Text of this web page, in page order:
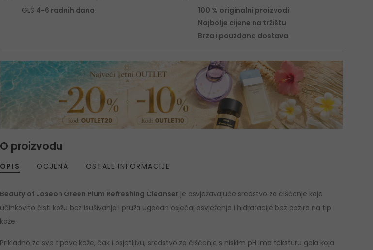
GLS 4-6 radnih dana
100 % originalni proizvodi
Najbolje cijene na tržištu
Brza i pouzdana dostava
O proizvodu
OPIS
Beauty of Joseon Green Plum Refreshing Cleanser je osvježavajuće sredstvo za čišćenje koje
učinkovito čisti kožu bez isušivanja i pruža ugodan osjećaj osvježenja i hidratacije bez obzira na tip
kože.
Prikladno za sve tipove kože, čak i osjetljivu, sredstvo za čišćenje s niskim pH ima teksturu gela koja
OCJENA OSTALE INFORMACIJE